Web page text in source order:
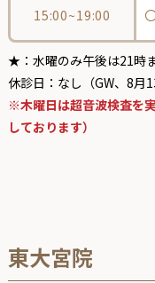
15:00~19:00
★：水曜のみ午後は21時
休診日：なし（GW、8月
※木曜日は超音波検査を
しております）
東大宮院